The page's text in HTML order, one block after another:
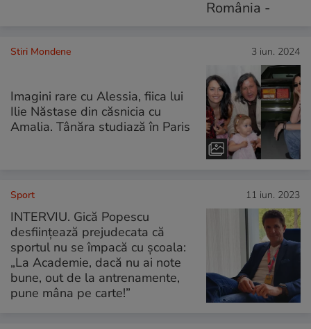
Stiri Mondene 3 iun. 2024
Imagini rare cu Alessia, fiica lui
Ilie Năstase din căsnicia cu
Amalia. Tânăra studiază în Paris
Sport 11 iun. 2023
INTERVIU. Gică Popescu
desființează prejudecata că
sportul nu se împacă cu școala:
„La Academie, dacă nu ai note
bune, out de la antrenamente,
pune mâna pe carte!”